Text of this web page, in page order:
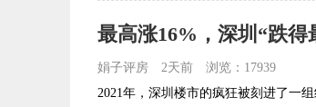
最高涨16%，深圳“跌得
娟子评房 2天前
浏览：17939
2021年，深圳楼市的疯狂被刻进了一